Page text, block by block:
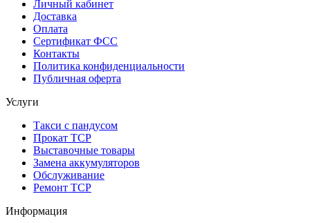
Личный кабинет
Доставка
Оплата
Сертификат ФСС
Контакты
Политика конфиденциальности
Публичная оферта
Услуги
Такси с пандусом
Прокат ТСР
Выставочные товары
Замена аккумуляторов
Обслуживание
Ремонт ТСР
Информация